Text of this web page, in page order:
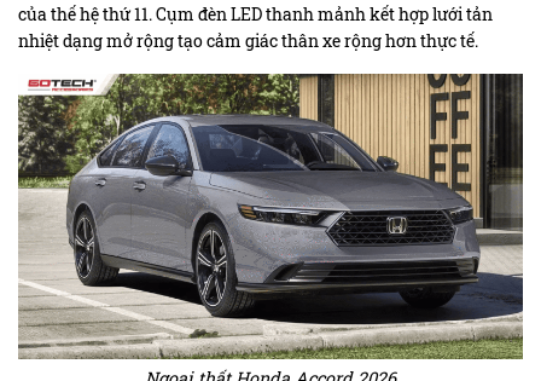
của thế hệ thứ 11. Cụm đèn LED thanh mảnh kết hợp lưới tản
nhiệt dạng mở rộng tạo cảm giác thân xe rộng hơn thực tế.